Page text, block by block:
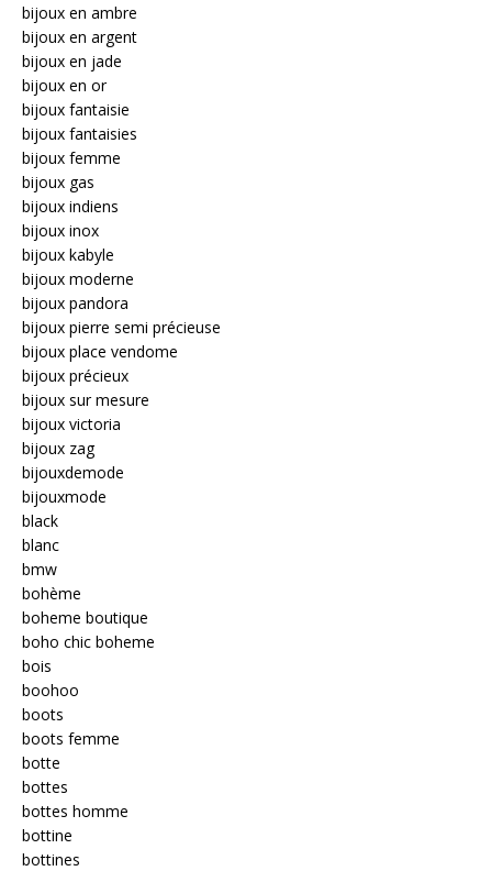
bijoux en ambre
bijoux en argent
bijoux en jade
bijoux en or
bijoux fantaisie
bijoux fantaisies
bijoux femme
bijoux gas
bijoux indiens
bijoux inox
bijoux kabyle
bijoux moderne
bijoux pandora
bijoux pierre semi précieuse
bijoux place vendome
bijoux précieux
bijoux sur mesure
bijoux victoria
bijoux zag
bijouxdemode
bijouxmode
black
blanc
bmw
bohème
boheme boutique
boho chic boheme
bois
boohoo
boots
boots femme
botte
bottes
bottes homme
bottine
bottines